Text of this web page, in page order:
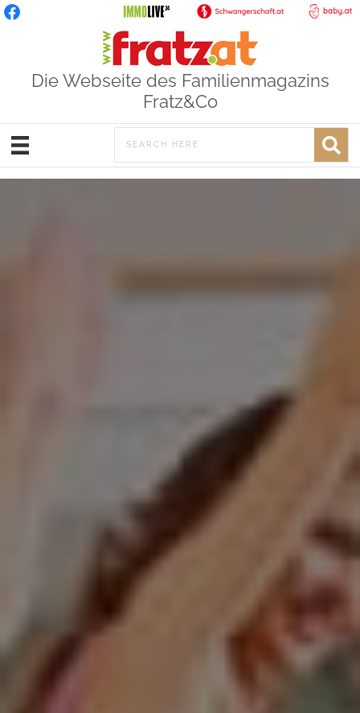
Die Webseite des Familienmagazins
Fratz&Co